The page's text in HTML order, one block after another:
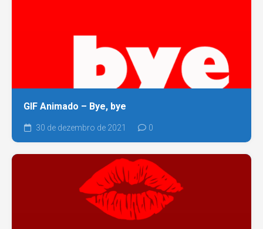
GIF Animado – Bye, bye
30 de dezembro de 2021 0